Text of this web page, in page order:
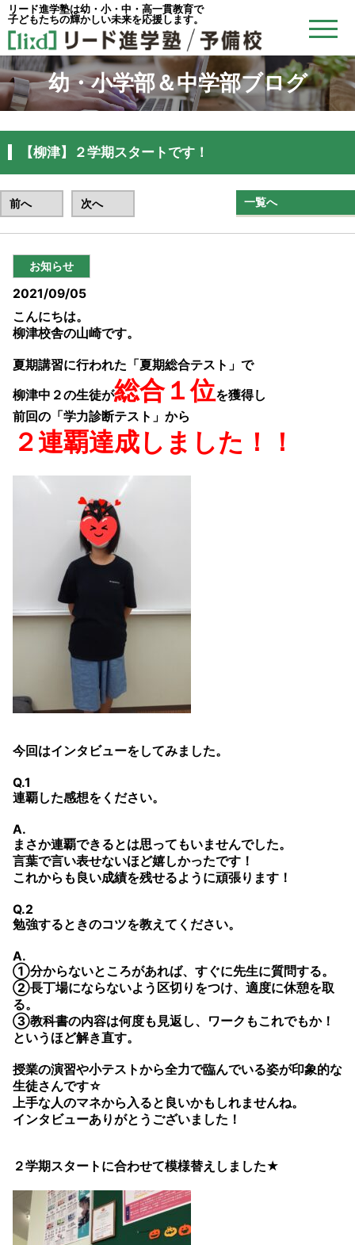
リード進学塾は幼・小・中・高一貫教育で
子どもたちの輝かしい未来を応援します。
幼・小学部＆中学部ブログ
【柳津】２学期スタートです！
前へ 次へ 一覧へ
お知らせ
2021/09/05
こんにちは。
柳津校舎の山崎です。
夏期講習に行われた「夏期総合テスト」で
柳津中２の生徒が総合１位を獲得し
前回の「学力診断テスト」から
２連覇達成しました！！
今回はインタビューをしてみました。
Q.1
連覇した感想をください。
A.
まさか連覇できるとは思ってもいませんでした。
言葉で言い表せないほど嬉しかったです！
これからも良い成績を残せるように頑張ります！
Q.2
勉強するときのコツを教えてください。
A.
①分からないところがあれば、すぐに先生に質問する。
②長丁場にならないよう区切りをつけ、適度に休憩を取
る。
③教科書の内容は何度も見返し、ワークもこれでもか！
というほど解き直す。
授業の演習や小テストから全力で臨んでいる姿が印象的な
生徒さんです☆
上手な人のマネから入ると良いかもしれませんね。
インタビューありがとうございました！
２学期スタートに合わせて模様替えしました★